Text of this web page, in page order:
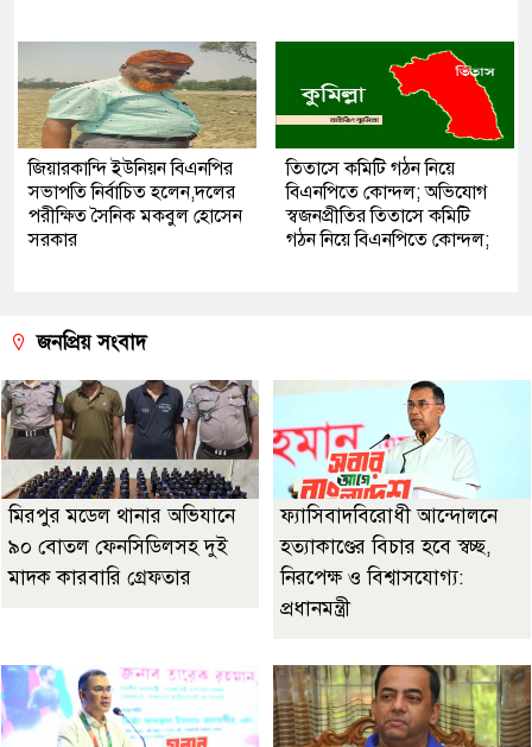
জিয়ারকান্দি ইউনিয়ন বিএনপির
সভাপতি নির্বাচিত হলেন,দলের
পরীক্ষিত সৈনিক মকবুল হোসেন
সরকার
তিতাসে কমিটি গঠন নিয়ে
বিএনপিতে কোন্দল; অভিযোগ
স্বজনপ্রীতির তিতাসে কমিটি
গঠন নিয়ে বিএনপিতে কোন্দল;
জনপ্রিয় সংবাদ
মিরপুর মডেল থানার অভিযানে
৯০ বোতল ফেনসিডিলসহ দুই
মাদক কারবারি গ্রেফতার
ফ্যাসিবাদবিরোধী আন্দোলনে
হত্যাকাণ্ডের বিচার হবে স্বচ্ছ,
নিরপেক্ষ ও বিশ্বাসযোগ্য:
প্রধানমন্ত্রী